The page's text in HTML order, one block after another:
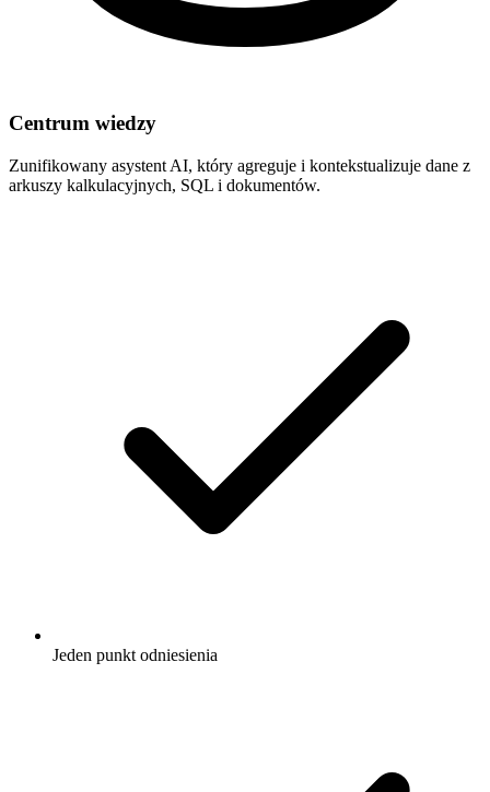
Centrum wiedzy
Zunifikowany asystent AI, który agreguje i kontekstualizuje dane z
arkuszy kalkulacyjnych, SQL i dokumentów.
Jeden punkt odniesienia